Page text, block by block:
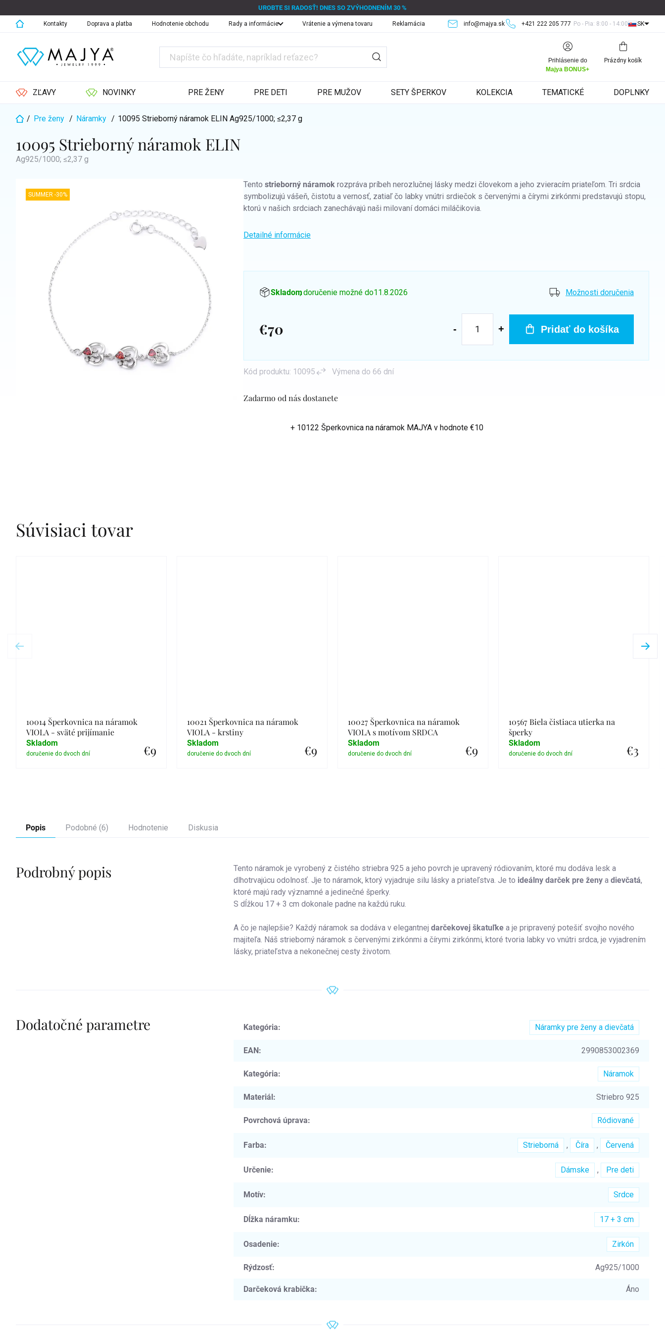
na
obsah
UROBTE SI RADOSŤ! DNES SO ZVÝHODNENÍM 30 %
+421 222 205 777 Po - Pia: 8:00 - 14:00
info@majya.sk
Kontakty Doprava a platba Hodnotenie obchodu Rady a informácie Vrátenie a výmena tovaru Reklamácia SK
Prihlásenie do
Majya BONUS+
Nákupný
košík
Prázdny košík
ZĽAVY NOVINKY PRE ŽENY PRE DETI PRE MUŽOV SETY ŠPERKOV KOLEKCIA TEMATICKÉ DOPLNKY
Domov
/ Pre ženy / Náramky / 10095 Strieborný náramok ELINAg925/1000; ≤2,37 g
10095 Strieborný náramok ELIN
Ag925/1000; ≤2,37 g
SUMMER -30%
Zadarmo od nás dostanete
+ 10122 Šperkovnica na náramok MAJYA v hodnote €10
Tento strieborný náramok rozpráva príbeh nerozlučnej lásky medzi človekom a jeho zvieracím priateľom. Tri srdcia
symbolizujú vášeň, čistotu a vernosť, zatiaľ čo labky vnútri srdiečok s červenými a čírymi zirkónmi predstavujú stopu,
ktorú v našich srdciach zanechávajú naši milovaní domáci miláčikovia.
Detailné informácie
Skladom, doručenie možné do11.8.2026 Možnosti doručenia
€70 Pridať do košíka
Kód produktu: 10095 Výmena do 66 dní
Súvisiaci tovar
10014 Šperkovnica na náramok
VIOLA - sväté prijímanie
€9
Skladom
10021 Šperkovnica na náramok
VIOLA - krstiny
€9
Skladom
10027 Šperkovnica na náramok
VIOLA s motívom SRDCA
€9
Skladom
10567 Biela čistiaca utierka na
šperky
€3
Skladom
Popis Podobné (6) Hodnotenie Diskusia
Podrobný popis
Tento náramok je vyrobený z čistého striebra 925 a jeho povrch je upravený ródiovaním, ktoré mu dodáva lesk a
dlhotrvajúcu odolnosť. Jje to náramok, ktorý vyjadruje silu lásky a priateľstva. Je to ideálny darček pre ženy a dievčatá,
ktoré majú rady významné a jedinečné šperky.
S dĺžkou 17 + 3 cm dokonale padne na každú ruku.
A čo je najlepšie? Každý náramok sa dodáva v elegantnej darčekovej škatuľke a je pripravený potešiť svojho nového
majiteľa. Náš strieborný náramok s červenými zirkónmi a čírymi zirkónmi, ktoré tvoria labky vo vnútri srdca, je vyjadrením
lásky, priateľstva a nekonečnej cesty životom.
Dodatočné parametre Kategória: Náramky pre ženy a dievčatá
EAN: 2990853002369
Kategória: Náramok
Materiál: Striebro 925
Povrchová úprava: Ródiované
Farba: Strieborná , Číra , Červená
Určenie: Dámske , Pre deti
Motív: Srdce
Dĺžka náramku: 17 + 3 cm
Osadenie: Zirkón
Rýdzosť: Ag925/1000
Darčeková krabička: Áno